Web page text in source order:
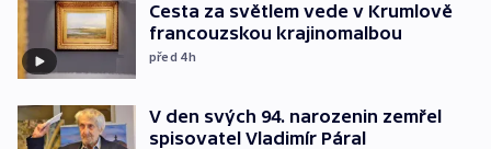
Cesta za světlem vede v Krumlově
francouzskou krajinomalbou
před 4h
V den svých 94. narozenin zemřel
spisovatel Vladimír Páral